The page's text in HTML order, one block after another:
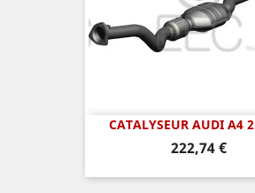
CATALYSEUR AUDI A4
Prix
222,74 €